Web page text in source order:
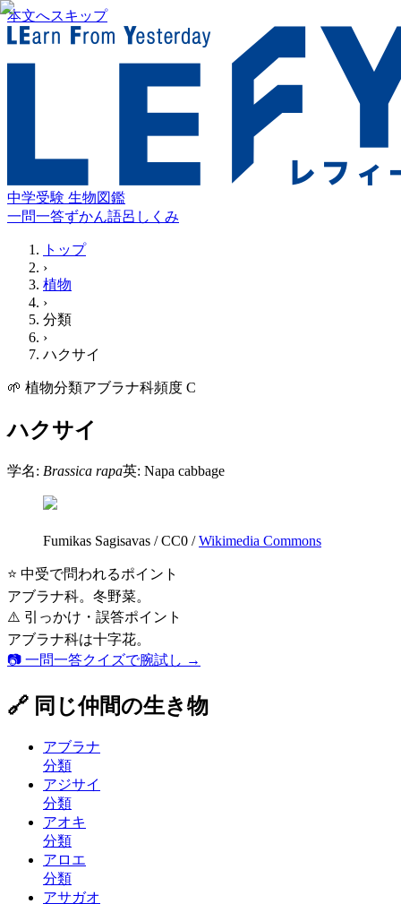
本文へスキップ
中学受験 生物図鑑
一問一答ずかん語呂 しくみ
トップ
›
植物
›
分類
›
ハクサイ
🌱 植物分類アブラナ科頻度 C
ハクサイ
学名: Brassica rapa英: Napa cabbage
Fumikas Sagisavas /CC0 / Wikimedia Commons
⭐ 中受で問われるポイント
アブラナ科。冬野菜。
⚠️ 引っかけ・誤答ポイント
アブラナ科は十字花。
📷 一問一答クイズで腕試し →
🔗 同じ仲間の生き物
アブラナ
分類
アジサイ
分類
アオキ
分類
アロエ
分類
アサガオ